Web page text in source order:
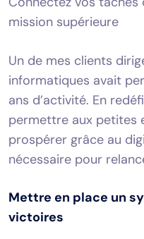
mission supérieure
Un de mes clients
informatiques avait
ans d’activité. En
permettre aux petites
prospérer grâce au
nécessaire pour
Mettre en place un
victoires